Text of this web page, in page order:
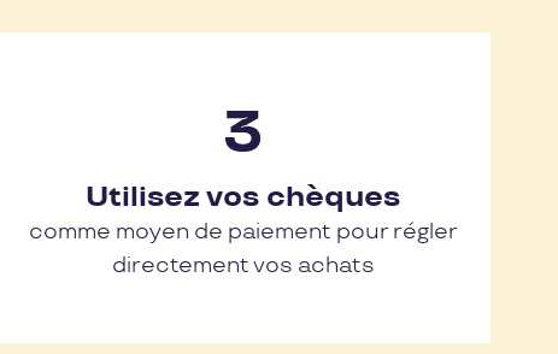
Utilisez vos chèques
comme moyen de paiement pour régler
directement vos achats